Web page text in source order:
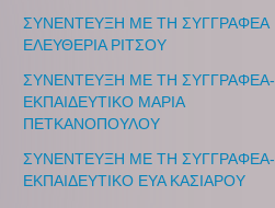
ΣΥΝΕΝΤΕΥΞΗ ΜΕ ΤΗ ΣΥΓΓΡΑΦΕΑ
ΕΛΕΥΘΕΡΙΑ ΡΙΤΣΟΥ
ΣΥΝΕΝΤΕΥΞΗ ΜΕ ΤΗ ΣΥΓΓΡΑΦΕΑ-
ΕΚΠΑΙΔΕΥΤΙΚΟ ΜΑΡΙΑ
ΠΕΤΚΑΝΟΠΟΥΛΟΥ
ΣΥΝΕΝΤΕΥΞΗ ΜΕ ΤΗ ΣΥΓΓΡΑΦΕΑ-
ΕΚΠΑΙΔΕΥΤΙΚΟ ΕΥΑ ΚΑΣΙΑΡΟΥ